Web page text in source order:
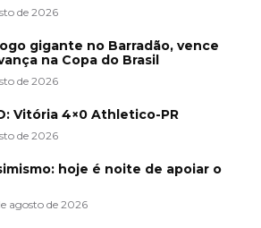
de 2026
gigante no Barradão, vence
na Copa do Brasil
de 2026
Vitória 4×0 Athletico-PR
de 2026
hoje é noite de apoiar o
agosto de 2026